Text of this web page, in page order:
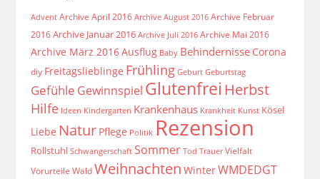
Advent Archive April 2016 Archive August 2016 Archive Februar
2016 Archive Januar 2016 Archive Juli 2016 Archive Mai 2016
Archive März 2016Ausflug Baby Behindernisse Corona
diy Freitagslieblinge Frühling Geburt Geburtstag
Gefühle Gewinnspiel Glutenfrei Herbst
Hilfe Ideen Kindergarten Krankenhaus Krankheit Kunst Kösel
Liebe Natur Pflege Politik Rezension
Rollstuhl Schwangerschaft Sommer Tod Trauer Vielfalt
Vorurteile Wald Weihnachten WinterWMDEDGT